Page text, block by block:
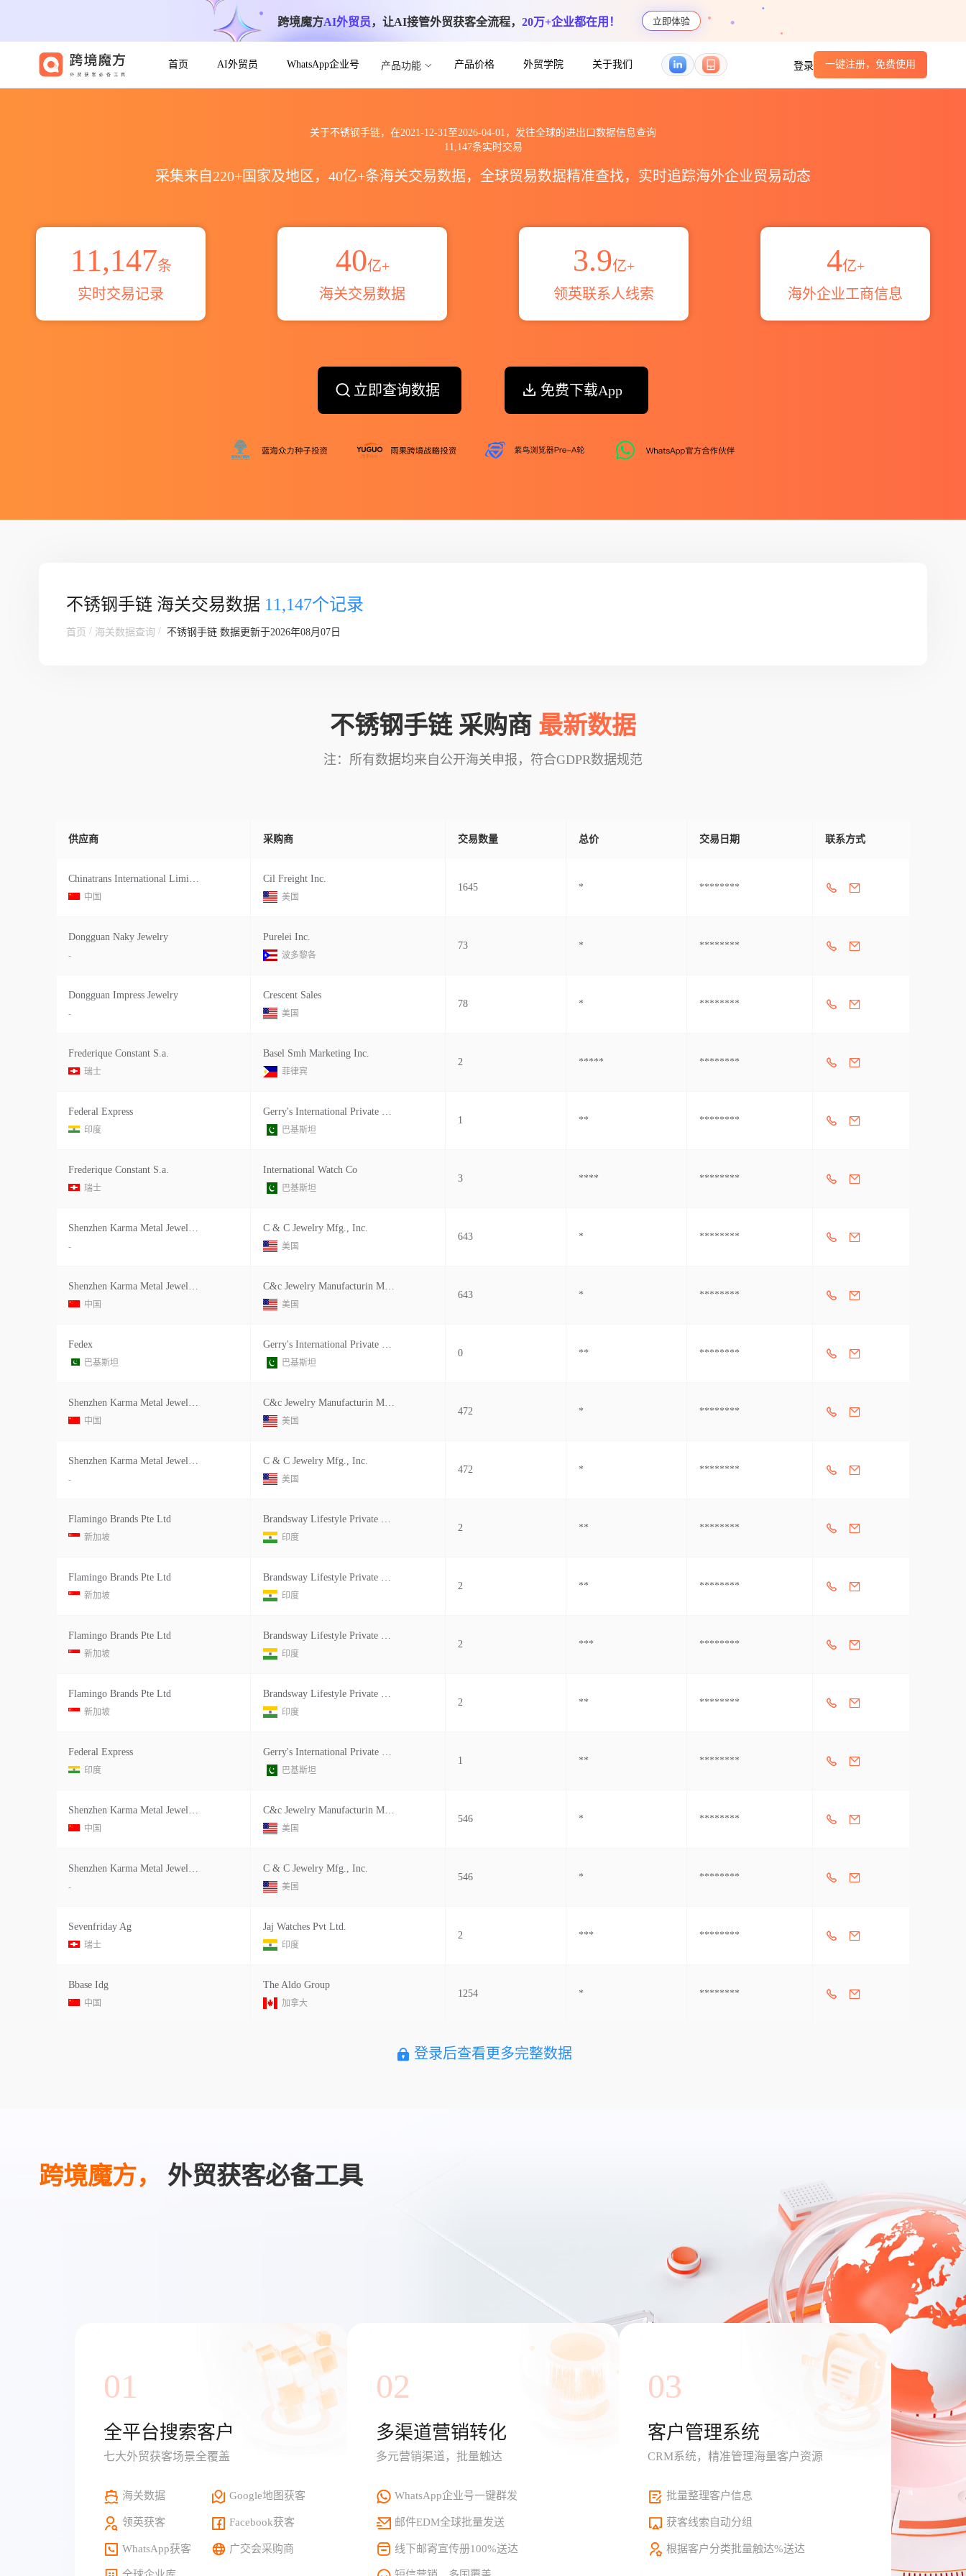
跨境魔方AI外贸员，让AI接管外贸获客全流程， 20万+企业都在用！ 立即体验
首页 AI外贸员 WhatsApp企业号 产品功能 产品价格 外贸学院 关于我们 登录 一键注册，免费使用
关于不锈钢手链，在2021-12-31至2026-04-01，发往全球的进出口数据信息查询
11,147条实时交易
采集来自220+国家及地区，40亿+条海关交易数据，全球贸易数据精准查找，实时追踪海外企业贸易动态
11,147条
实时交易记录
40亿+
海关交易数据
3.9亿+
领英联系人线索
4亿+
海外企业工商信息
立即查询数据 免费下载App
不锈钢手链 海关交易数据 11,147个记录
首页 / 海关数据查询 / 不锈钢手链 数据更新于2026年08月07日
不锈钢手链 采购商 最新数据
注：所有数据均来自公开海关申报，符合GDPR数据规范
供应商 采购商 交易数量 总价 交易日期 联系方式
Chinatrans International Limited
中国
Cil Freight Inc.
美国
1645 * ********
Dongguan Naky Jewelry
-
Purelei Inc.
波多黎各
73 * ********
Dongguan Impress Jewelry
-
Crescent Sales
美国
78 * ********
Frederique Constant S.a.
瑞士
Basel Smh Marketing Inc.
菲律宾
2 ***** ********
Federal Express
印度
Gerry's International Private Limited
巴基斯坦
1 ** ********
Frederique Constant S.a.
瑞士
International Watch Co
巴基斯坦
3 **** ********
Shenzhen Karma Metal Jewelry Manufa
-
C & C Jewelry Mfg., Inc.
美国
643 * ********
Shenzhen Karma Metal Jewelry Manufa Fl3
中国
C&c Jewelry Manufacturin Mfg Inc.
美国
643 * ********
Fedex
巴基斯坦
Gerry's International Private Limited
巴基斯坦
0 ** ********
Shenzhen Karma Metal Jewelry Manufa Fl3
中国
C&c Jewelry Manufacturin Mfg Inc.
美国
472 * ********
Shenzhen Karma Metal Jewelry Manufa
-
C & C Jewelry Mfg., Inc.
美国
472 * ********
Flamingo Brands Pte Ltd
新加坡
Brandsway Lifestyle Private Limited
印度
2 ** ********
Flamingo Brands Pte Ltd
新加坡
Brandsway Lifestyle Private Limited
印度
2 ** ********
Flamingo Brands Pte Ltd
新加坡
Brandsway Lifestyle Private Limited
印度
2 *** ********
Flamingo Brands Pte Ltd
新加坡
Brandsway Lifestyle Private Limited
印度
2 ** ********
Federal Express
印度
Gerry's International Private Limited
巴基斯坦
1 ** ********
Shenzhen Karma Metal Jewelry Manufa Fl3
中国
C&c Jewelry Manufacturin Mfg Inc.
美国
546 * ********
Shenzhen Karma Metal Jewelry Manufa
-
C & C Jewelry Mfg., Inc.
美国
546 * ********
Sevenfriday Ag
瑞士
Jaj Watches Pvt Ltd.
印度
2 *** ********
Bbase Idg
中国
The Aldo Group
加拿大
1254 * ********
登录后查看更多完整数据
跨境魔方， 外贸获客必备工具
01
全平台搜索客户
七大外贸获客场景全覆盖
海关数据 Google地图获客
领英获客 Facebook获客
WhatsApp获客 广交会采购商
02
多渠道营销转化
多元营销渠道，批量触达
WhatsApp企业号一键群发
邮件EDM全球批量发送
线下邮寄宣传册100%送达
03
客户管理系统
CRM系统，精准管理海量客户资源
批量整理客户信息
获客线索自动分组
根据客户分类批量触达%送达